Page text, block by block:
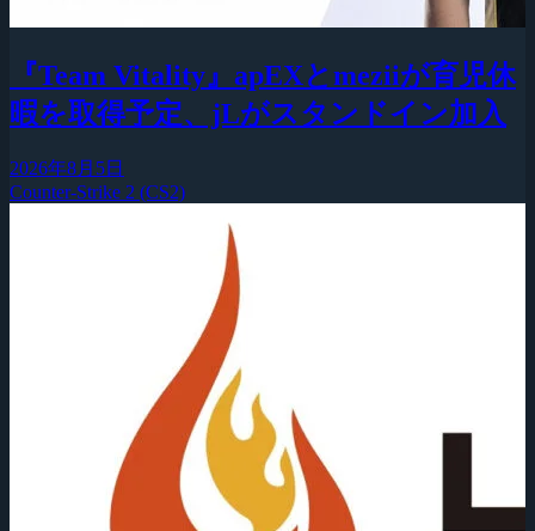
『Team Vitality』apEXとmeziiが育児休
暇を取得予定、jLがスタンドイン加入
2026年8月5日
Counter-Strike 2 (CS2)